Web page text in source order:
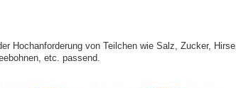
Hochanforderung von Teilchen wie Salz, Zucker, Hirse,
etc. passend.